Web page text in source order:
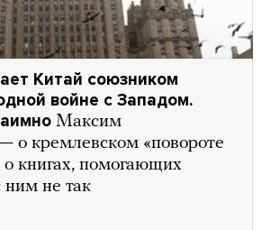
Китай союзником
войне с Западом.
Максим
о кремлевском «повороте
о книгах, помогающих
ним не так